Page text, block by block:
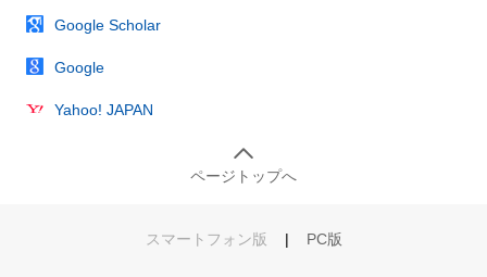
Google Scholar
Google
Yahoo! JAPAN
ページトップへ
スマートフォン版 | PC版